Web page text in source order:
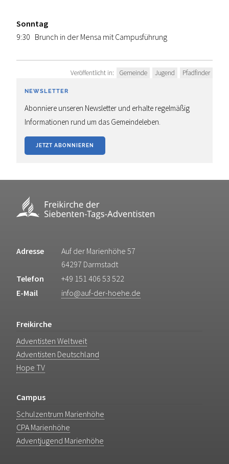
Sonntag
9:30 Brunch in der Mensa mit Campusführung
Veröffentlicht in: Gemeinde Jugend Pfadfinder
NEWSLETTER
Abonniere unseren Newsletter und erhalte regelmäßig
Informationen rund um das Gemeindeleben.
JETZT ABONNIEREN
Adresse
Auf der Marienhöhe 57
64297 Darmstadt
Telefon
+49 151 406 53 522
E-Mail
info@auf-der-hoehe.de
Freikirche
Adventisten Weltweit
Adventisten Deutschland
Hope TV
Campus
Schulzentrum Marienhöhe
CPA Marienhöhe
Adventjugend Marienhöhe